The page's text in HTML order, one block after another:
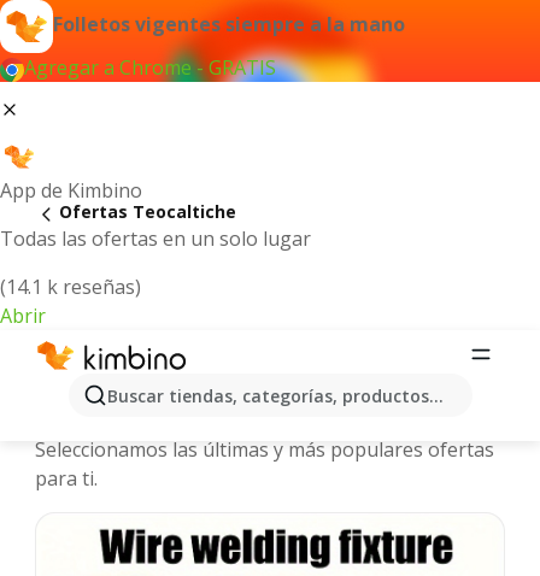
Folletos vigentes siempre a la mano
Agregar a Chrome - GRATIS
App de Kimbino
Todas las ofertas en un solo lugar
(14.1 k reseñas)
Abrir
Buscar tiendas, categorías, productos...
Ofertas Teocaltiche
Teocaltiche - Folletos y ofertas más
Seleccionamos las últimas y más populares ofertas
para ti.